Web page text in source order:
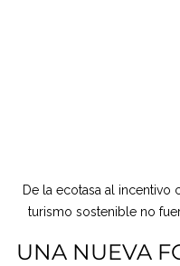
De la ecotasa al incentivo
turismo sostenible no
UNA NUEVA